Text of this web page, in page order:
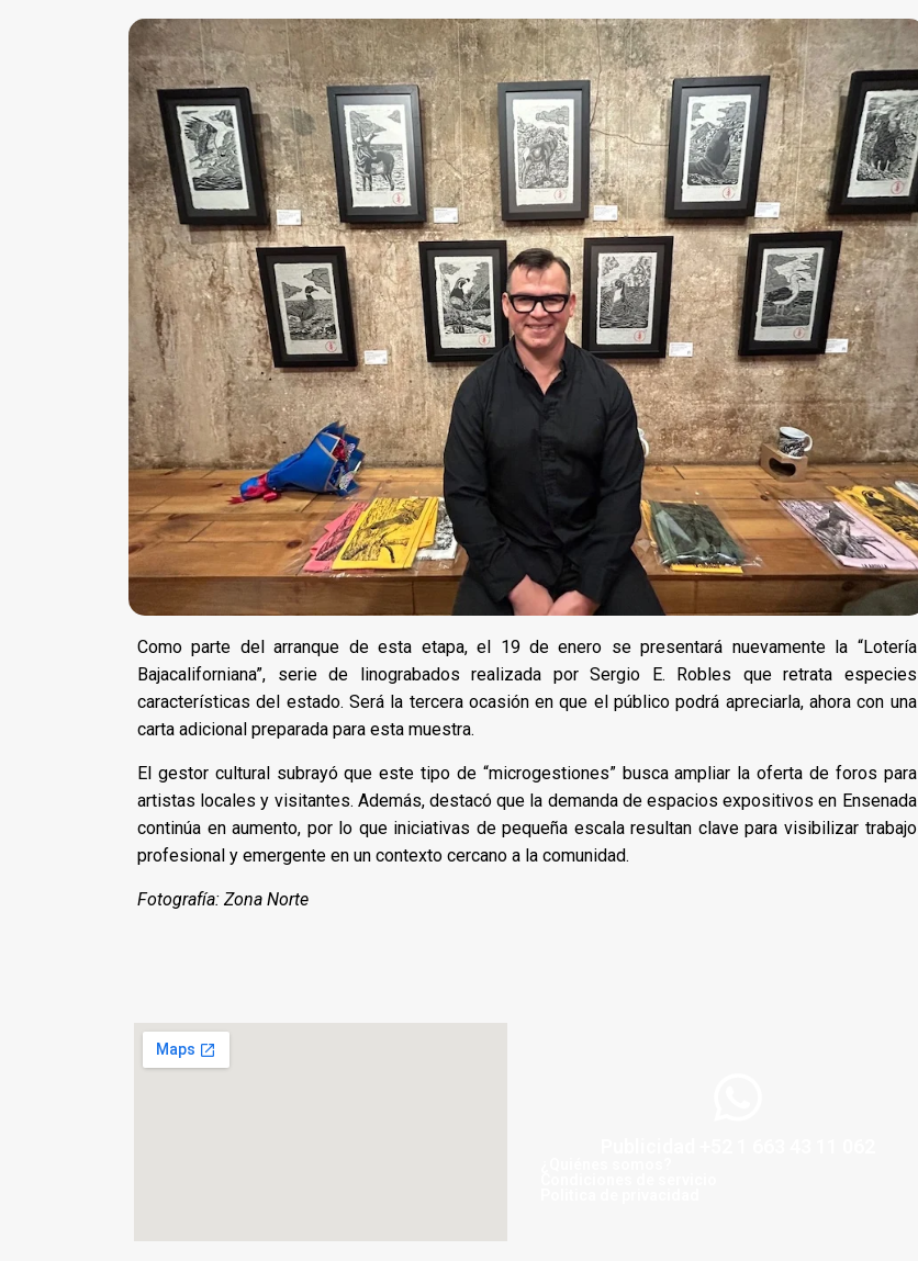
Como parte del arranque de esta etapa, el 19 de enero se presentará nuevamente la “Lotería
Bajacaliforniana”, serie de linograbados realizada por Sergio E. Robles que retrata especies
características del estado. Será la tercera ocasión en que el público podrá apreciarla, ahora con una
carta adicional preparada para esta muestra.
El gestor cultural subrayó que este tipo de “microgestiones” busca ampliar la oferta de foros para
artistas locales y visitantes. Además, destacó que la demanda de espacios expositivos en Ensenada
continúa en aumento, por lo que iniciativas de pequeña escala resultan clave para visibilizar trabajo
profesional y emergente en un contexto cercano a la comunidad.
Fotografía: Zona Norte